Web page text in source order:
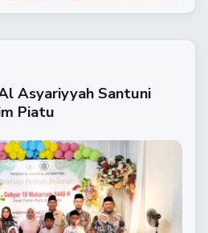
Asyariyyah Santuni
Piatu